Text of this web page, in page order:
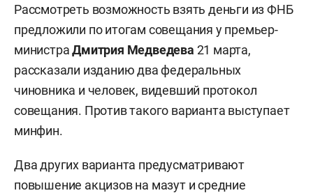
Рассмотреть возможность взять деньги из ФНБ
предложили по итогам совещания у премьер-
министраДмитрия Медведева 21 марта,
рассказали изданию два федеральных
чиновника и человек, видевший протокол
совещания. Против такого варианта выступает
минфин.
Два других варианта предусматривают
повышение акцизов на мазут и средние